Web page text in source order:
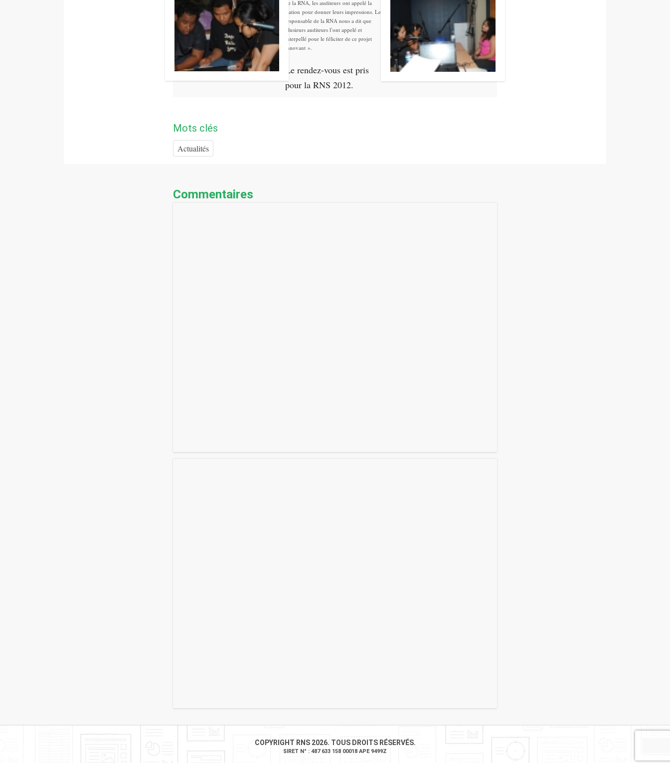
de la RNA, les auditeurs ont appelé la
station pour donner leurs impressions. Le
responsable de la RNA nous a dit que
plusieurs auditeurs l’ont appelé et
interpellé pour le féliciter de ce projet
innovant ».
Le rendez-vous est pris
pour la RNS 2012.
Mots clés
Actualités
Commentaires
COPYRIGHT RNS 2026. TOUS DROITS RÉSERVÉS.
SIRET N° : 487 633 158 00018 APE 9499Z